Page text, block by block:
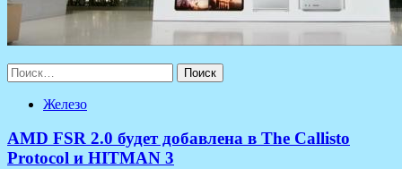
Найти:
Железо
AMD FSR 2.0 будет добавлена в The Callisto
Protocol и HITMAN 3